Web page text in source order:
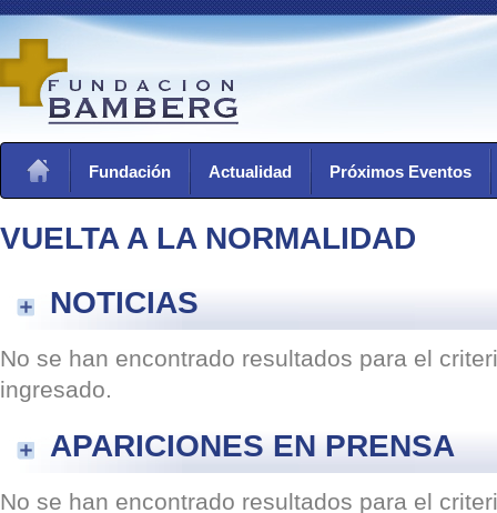
Fundación Actualidad Próximos Eventos
VUELTA A LA NORMALIDAD
NOTICIAS
No se han encontrado resultados para el
ingresado.
APARICIONES EN PRENSA
No se han encontrado resultados para el